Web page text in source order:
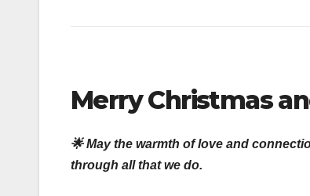
Merry Christmas
🌟May the warmth of love and
through all that we do.